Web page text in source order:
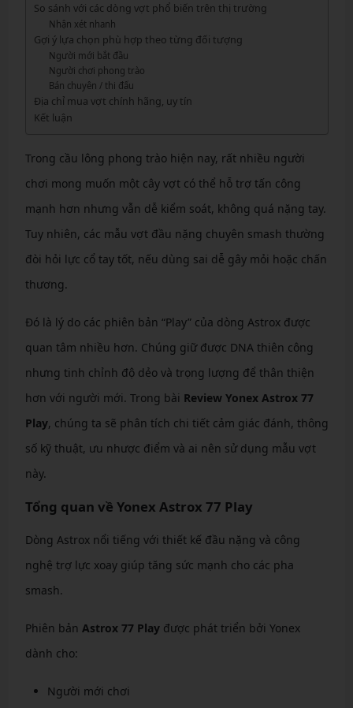
So sánh với các dòng vợt phổ biến trên thị trường
Nhận xét nhanh
Gợi ý lựa chọn phù hợp theo từng đối tượng
Người mới bắt đầu
Người chơi phong trào
Bán chuyên / thi đấu
Địa chỉ mua vợt chính hãng, uy tín
Kết luận
Trong cầu lông phong trào hiện nay, rất nhiều người
chơi mong muốn một cây vợt có thể hỗ trợ tấn công
mạnh hơn nhưng vẫn dễ kiểm soát, không quá nặng tay.
Tuy nhiên, các mẫu vợt đầu nặng chuyên smash thường
đòi hỏi lực cổ tay tốt, nếu dùng sai dễ gây mỏi hoặc chấn
thương.
Đó là lý do các phiên bản “Play” của dòng Astrox được
quan tâm nhiều hơn. Chúng giữ được DNA thiên công
nhưng tinh chỉnh độ dẻo và trọng lượng để thân thiện
hơn với người mới. Trong bài Review Yonex Astrox 77
Play, chúng ta sẽ phân tích chi tiết cảm giác đánh, thông
số kỹ thuật, ưu nhược điểm và ai nên sử dụng mẫu vợt
này.
Tổng quan về Yonex Astrox 77 Play
Dòng Astrox nổi tiếng với thiết kế đầu nặng và công
nghệ trợ lực xoay giúp tăng sức mạnh cho các pha
smash.
Phiên bản Astrox 77 Playđược phát triển bởi Yonex
dành cho:
Người mới chơi